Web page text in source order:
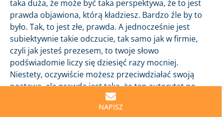
NAPISZ
taka duża, że może być taka perspektywa, że to jest
prawda objawiona, którą kładziesz. Bardzo źle by to
było. Tak, to jest złe, prawda. A jednocześnie jest
subiektywnie takie odczucie, tak samo jak w firmie,
czyli jak jesteś prezesem, to twoje słowo
podświadomie liczy się dziesięć razy mocniej.
Niestety, oczywiście możesz przeciwdziałać swoją
postawą, ale prawda jest taka, że ten autorytet po
prostu działa i to jest myślę, że ważna rzecz, żeby na